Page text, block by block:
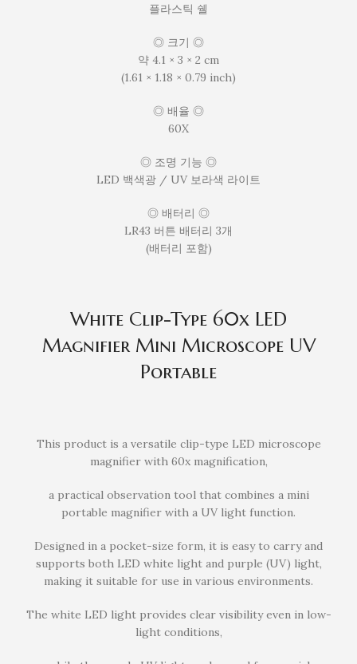
플라스틱 쉘
◎ 크기 ◎
약 4.1 × 3 × 2 cm
(1.61 × 1.18 × 0.79 inch)
◎ 배율 ◎
60X
◎ 조명 기능 ◎
LED 백색광 / UV 보라색 라이트
◎ 배터리 ◎
LR43 버튼 배터리 3개
(배터리 포함)
White Clip-Type 60x LED
Magnifier Mini Microscope UV
Portable
This product is a versatile clip-type LED microscope
magnifier with 60x magnification,
a practical observation tool that combines a mini
portable magnifier with a UV light function.
Designed in a pocket-size form, it is easy to carry and
supports both LED white light and purple (UV) light,
making it suitable for use in various environments.
The white LED light provides clear visibility even in low-
light conditions,